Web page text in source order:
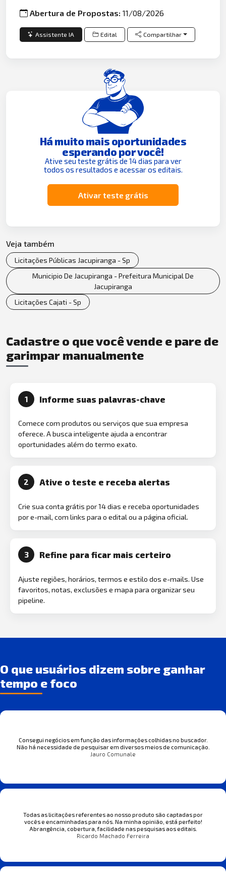
Abertura de Propostas:11/08/2026
Assistente IA Edital Compartilhar
Há muito mais oportunidades
esperando por você!
Ative seu teste grátis de 14 dias para ver
todos os resultados e acessar os editais.
Ativar teste grátis
Veja também
Licitações Públicas Jacupiranga - Sp
Municipio De Jacupiranga - Prefeitura Municipal De
Jacupiranga
Licitações Cajati - Sp
Cadastre o que você vende e pare de
garimpar manualmente
1 Informe suas palavras-chave
Comece com produtos ou serviços que sua empresa
oferece. A busca inteligente ajuda a encontrar
oportunidades além do termo exato.
2 Ative o teste e receba alertas
Crie sua conta grátis por 14 dias e receba oportunidades
por e-mail, com links para o edital ou a página oficial.
3 Refine para ficar mais certeiro
Ajuste regiões, horários, termos e estilo dos e-mails. Use
favoritos, notas, exclusões e mapa para organizar seu
pipeline.
O que usuários dizem sobre ganhar
tempo e foco
Consegui negócios em função das informações colhidas no buscador.
Não há necessidade de pesquisar em diversos meios de comunicação.
Jauro Comunale
Todas as licitações referentes ao nosso produto são captadas por
vocês e encaminhadas para nós. Na minha opinião, está perfeito!
Abrangência, cobertura, facilidade nas pesquisas aos editais.
Ricardo Machado Ferreira